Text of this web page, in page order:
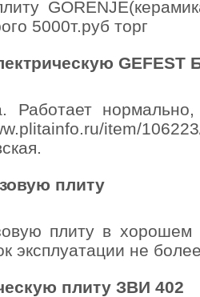
5000т.руб торг
GEFEST
Работает
item/
плиту
плиту в
эксплуатации не
плиту ЗВИ 402